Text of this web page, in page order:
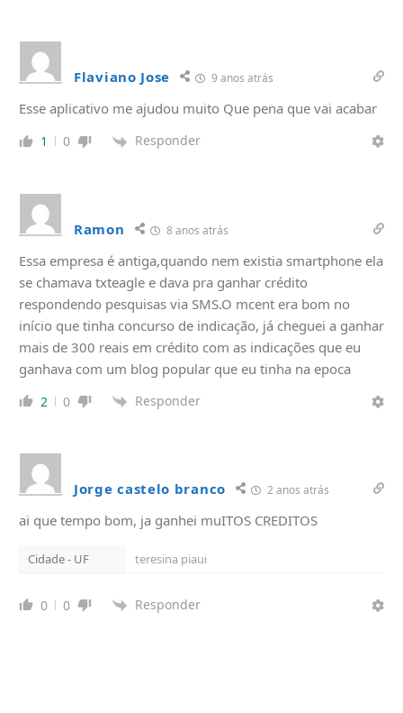
Flaviano Jose 9 anos atrás
Esse aplicativo me ajudou muito Que pena que vai acabar
1 0 Responder
Ramon 8 anos atrás
Essa empresa é antiga,quando nem existia smartphone ela
se chamava txteagle e dava pra ganhar crédito
respondendo pesquisas via SMS.O mcent era bom no
início que tinha concurso de indicação, já cheguei a ganhar
mais de 300 reais em crédito com as indicações que eu
ganhava com um blog popular que eu tinha na epoca
2 0 Responder
Jorge castelo branco 2 anos atrás
ai que tempo bom, ja ganhei muITOS CREDITOS
Cidade - UF teresina piaui
0 0 Responder